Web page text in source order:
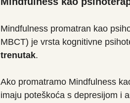
Mindfulness promatran kao
MBCT) je vrsta kognitivne
trenutak.
Ako promatramo Mindfulness
imaju poteškoća s depresijom i